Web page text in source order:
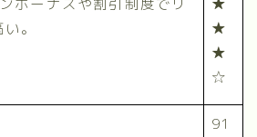
。
★
★
☆
91